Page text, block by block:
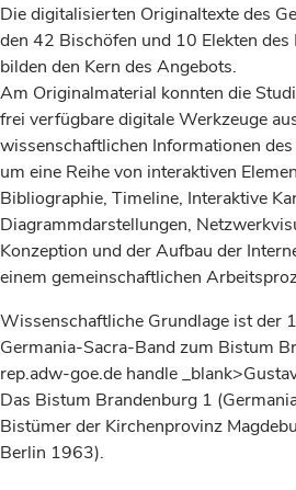
Die digitalisierten Originaltexte des
den 42 Bischöfen und 10 Elekten
bilden den Kern des Angebots.
Am Originalmaterial konnten die
frei verfügbare digitale Werkzeuge
wissenschaftlichen Informationen
um eine Reihe von interaktiven
Bibliographie, Timeline, Interaktive
Diagrammdarstellungen,
Konzeption und der Aufbau der
einem gemeinschaftlichen
Wissenschaftliche Grundlage ist der
Germania-Sacra-Band zum Bistum
rep.adw-goe.de handle
Das Bistum Brandenburg 1
Bistümer der Kirchenprovinz
Berlin 1963).